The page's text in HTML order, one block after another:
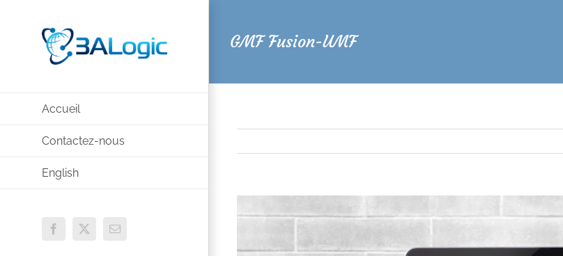
Accueil
Contactez-nous
English
Facebook
X Email
GMF Fusion-UMF
Image